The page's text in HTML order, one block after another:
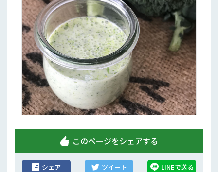
このページをシェアする
シェア ツイート LINEで送る